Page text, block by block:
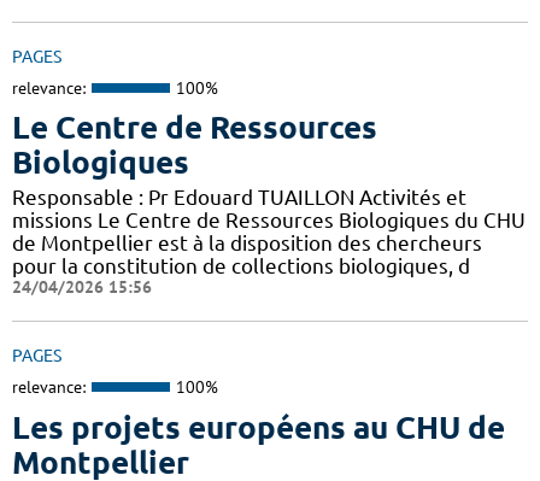
PAGES
relevance: 100%
Le Centre de Ressources
Biologiques
Responsable : Pr Edouard TUAILLON Activités et
missions Le Centre de Ressources Biologiques du CHU
de Montpellier est à la disposition des chercheurs
pour la constitution de collections biologiques, d
24/04/2026 15:56
PAGES
relevance: 100%
Les projets européens au CHU de
Montpellier